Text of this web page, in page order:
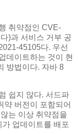
취약점인 CVE-
)과 서비스 거부 공
45105다. 우선
데이트하는 것이 현
방법이다. 자바 8
쉽지 않다. 서드파
약 버전이 포함되어
는 이상 취약점을
업데이트를 배포